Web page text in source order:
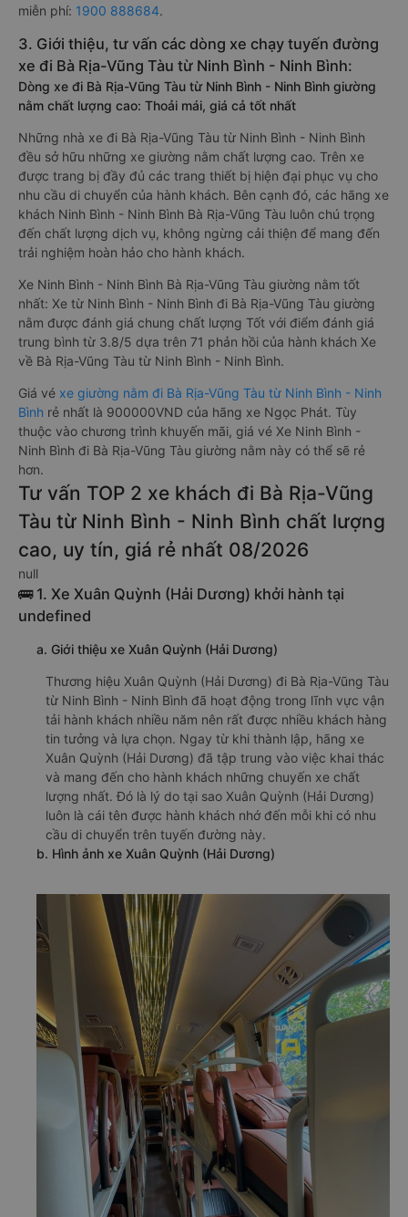
miễn phí: 1900 888684.
3. Giới thiệu, tư vấn các dòng xe chạy tuyến đường
xe đi Bà Rịa-Vũng Tàu từ Ninh Bình - Ninh Bình:
Dòng xe đi Bà Rịa-Vũng Tàu từ Ninh Bình - Ninh Bình giường
nằm chất lượng cao: Thoải mái, giá cả tốt nhất
Những nhà xe đi Bà Rịa-Vũng Tàu từ Ninh Bình - Ninh Bình
đều sở hữu những xe giường nằm chất lượng cao. Trên xe
được trang bị đầy đủ các trang thiết bị hiện đại phục vụ cho
nhu cầu di chuyển của hành khách. Bên cạnh đó, các hãng xe
khách Ninh Bình - Ninh Bình Bà Rịa-Vũng Tàu luôn chú trọng
đến chất lượng dịch vụ, không ngừng cải thiện để mang đến
trải nghiệm hoàn hảo cho hành khách.
Xe Ninh Bình - Ninh Bình Bà Rịa-Vũng Tàu giường nằm tốt
nhất: Xe từ Ninh Bình - Ninh Bình đi Bà Rịa-Vũng Tàu giường
nằm được đánh giá chung chất lượng Tốt với điểm đánh giá
trung bình từ 3.8/5 dựa trên 71 phản hồi của hành khách Xe
về Bà Rịa-Vũng Tàu từ Ninh Bình - Ninh Bình.
Giá vé xe giường nằm đi Bà Rịa-Vũng Tàu từ Ninh Bình - Ninh
Bình rẻ nhất là 900000VND của hãng xe Ngọc Phát. Tùy
thuộc vào chương trình khuyến mãi, giá vé Xe Ninh Bình -
Ninh Bình đi Bà Rịa-Vũng Tàu giường nằm này có thể sẽ rẻ
hơn.
Tư vấn TOP 2 xe khách đi Bà Rịa-Vũng
Tàu từ Ninh Bình - Ninh Bình chất lượng
cao, uy tín, giá rẻ nhất 08/2026
null
🚌 1. Xe Xuân Quỳnh (Hải Dương) khởi hành tại
undefined
a. Giới thiệu xe Xuân Quỳnh (Hải Dương)
Thương hiệu Xuân Quỳnh (Hải Dương) đi Bà Rịa-Vũng Tàu
từ Ninh Bình - Ninh Bình đã hoạt động trong lĩnh vực vận
tải hành khách nhiều năm nên rất được nhiều khách hàng
tin tưởng và lựa chọn. Ngay từ khi thành lập, hãng xe
Xuân Quỳnh (Hải Dương) đã tập trung vào việc khai thác
và mang đến cho hành khách những chuyến xe chất
lượng nhất. Đó là lý do tại sao Xuân Quỳnh (Hải Dương)
luôn là cái tên được hành khách nhớ đến mỗi khi có nhu
cầu di chuyển trên tuyến đường này.
b. Hình ảnh xe Xuân Quỳnh (Hải Dương)